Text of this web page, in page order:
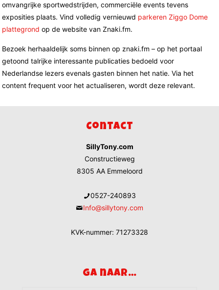
omvangrijke sportwedstrijden, commerciële events tevens
exposities plaats. Vind volledig vernieuwd parkeren Ziggo Dome
plattegrond op de website van Znaki.fm.
Bezoek herhaaldelijk soms binnen op znaki.fm – op het portaal
getoond talrijke interessante publicaties bedoeld voor
Nederlandse lezers evenals gasten binnen het natie. Via het
content frequent voor het actualiseren, wordt deze relevant.
Contact
SillyTony.com
Constructieweg
8305 AA Emmeloord
0527-240893
Info@sillytony.com
KVK-nummer: 71273328
Ga naar…